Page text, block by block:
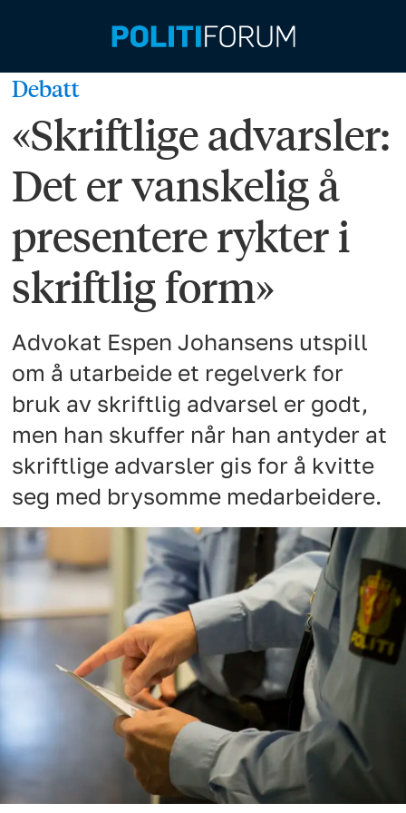
Debatt
«Skriftlige advarsler:
Det er vanskelig å
presentere rykter i
skriftlig form»
Advokat Espen Johansens utspill
om å utarbeide et regelverk for
bruk av skriftlig advarsel er godt,
men han skuffer når han antyder at
skriftlige advarsler gis for å kvitte
seg med brysomme medarbeidere.